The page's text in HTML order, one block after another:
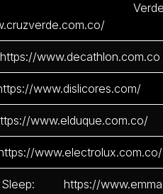
www.decathlon.com.co
www.dislicores.com/
www.elduque.com.co/
www.electrolux.com.co/
https://